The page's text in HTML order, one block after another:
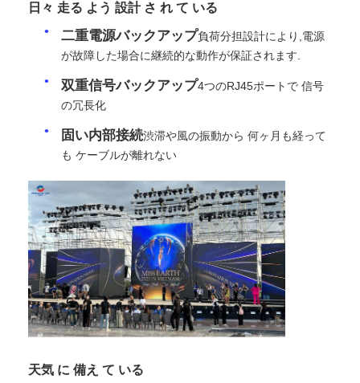
動画
品質管理
お問い合わせ
ニュース
ケース
日々 走る よう 設計 さ れ て いる
二重電源バックアップ負荷分担設計により,電源
が故障した場合に継続的な動作が保証されます.
双重信号バックアップ4つのRJ45ポートで 信号
の冗長化
固い内部接続渋滞や風の振動から 何ヶ月も経って
も ケーブルが離れない
天気 に 備え て いる